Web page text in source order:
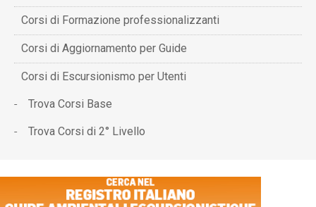
Corsi di Formazione professionalizzanti
Corsi di Aggiornamento per Guide
Corsi di Escursionismo per Utenti
Trova Corsi Base
Trova Corsi di 2° Livello